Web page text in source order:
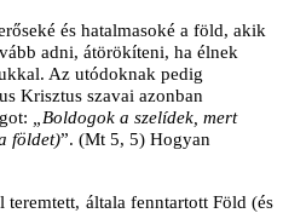
és hatalmasoké a föld, akik
adni, átörökíteni, ha élnek
Az utódoknak pedig
Krisztus szavai azonban
„Boldogok a szelídek, mert
földet)”. (Mt 5, 5) Hogyan
általa fenntartott Föld (és